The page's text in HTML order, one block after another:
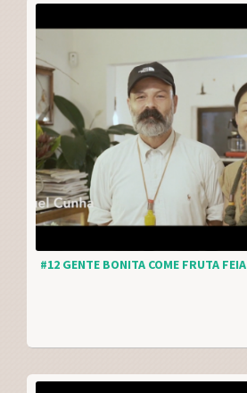
#12 GENTE BONITA COME FRUTA FEIA